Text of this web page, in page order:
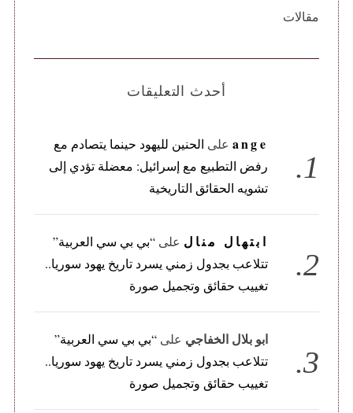
مقالات
أحدث التعليقات
angeعلى الحنين لليهود حينما يتصادم مع
رفض التطبيع مع إسرائيل: معضلة تؤدي إلى
تشويه الحقائق التاريخية
ابتهال منال على“بي بي سي العربية”
تتلاعب بجدول زمني يسرد تاريخ يهود سوريا..
تغييب حقائق وتجميل صورة
ابو بلال الخفاجي على“بي بي سي العربية”
تتلاعب بجدول زمني يسرد تاريخ يهود سوريا..
تغييب حقائق وتجميل صورة